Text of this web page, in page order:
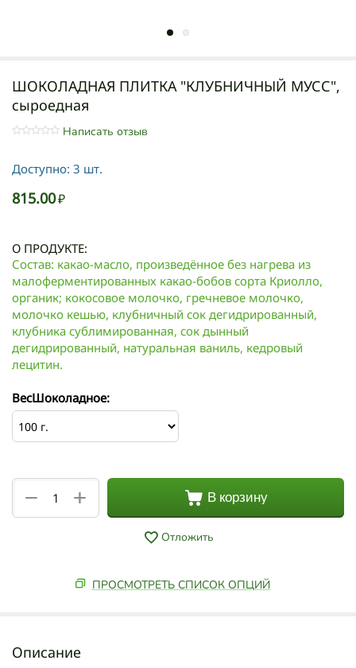
ШОКОЛАДНАЯ ПЛИТКА "КЛУБНИЧНЫЙ МУСС",
сыроедная
Написать отзыв
Доступно: 3 шт.
815.00₽
О ПРОДУКТЕ:
Состав: какао-масло, произведённое без нагрева из
малоферментированных какао-бобов сорта Криолло,
органик; кокосовое молочко, гречневое молочко,
молочко кешью, клубничный сок дегидрированный,
клубника сублимированная, сок дынный
дегидрированный, натуральная ваниль, кедровый
лецитин.
ВесШоколадное:
+
− В корзину
Отложить
ПРОСМОТРЕТЬ СПИСОК ОПЦИЙ
Описание